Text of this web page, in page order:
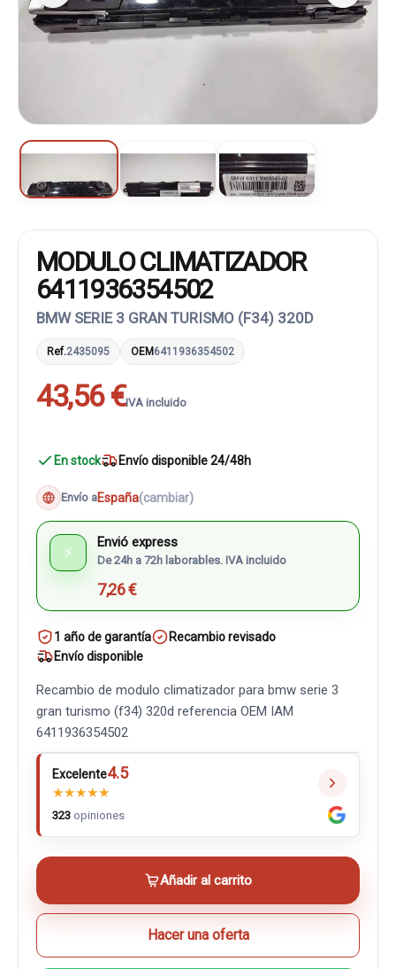
MODULO CLIMATIZADOR
6411936354502
BMW SERIE 3 GRAN TURISMO (F34) 320D
Ref.2435095 OEM6411936354502
43,56 €IVA incluido
En stock Envío disponible 24/48h
Envío aEspaña(cambiar)
⚡
Envió express
De 24h a 72h laborables. IVA incluido
7,26 €
1 año de garantía
Recambio revisado
Envío disponible
Recambio de modulo climatizador para bmw serie 3
gran turismo (f34) 320d referencia OEM IAM
6411936354502
Excelente4.5
★★★★★
323 opiniones
Añadir al carrito
Hacer una oferta